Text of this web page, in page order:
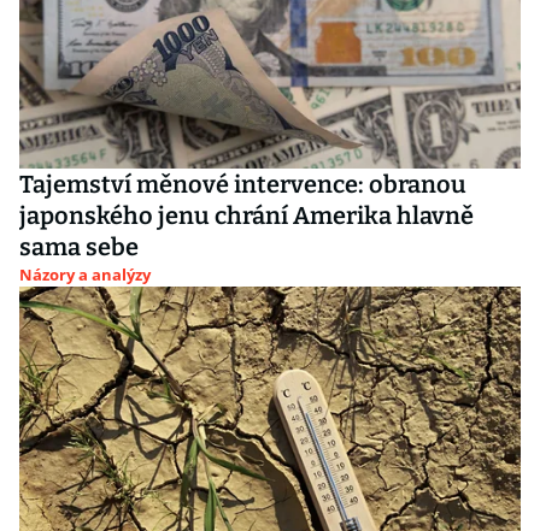
Tajemství měnové intervence: obranou
japonského jenu chrání Amerika hlavně
sama sebe
Názory a analýzy